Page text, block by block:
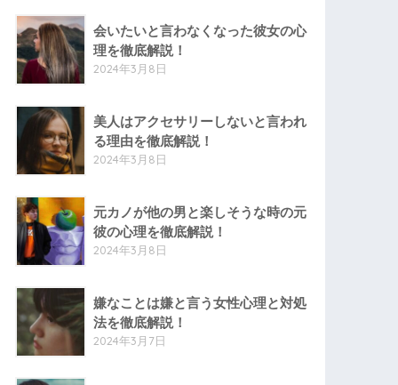
会いたいと言わなくなった彼女の心
理を徹底解説！
2024年3月8日
美人はアクセサリーしないと言われ
る理由を徹底解説！
2024年3月8日
元カノが他の男と楽しそうな時の元
彼の心理を徹底解説！
2024年3月8日
嫌なことは嫌と言う女性心理と対処
法を徹底解説！
2024年3月7日